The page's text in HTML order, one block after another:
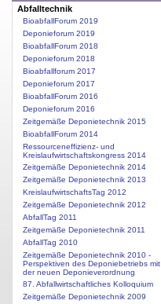
Abfalltechnik
BioabfallForum 2019
Deponieforum 2019
BioabfallForum 2018
Deponieforum 2018
Bioabfallforum 2017
Deponieforum 2017
BioabfallForum 2016
Deponieforum 2016
Zeitgemäße Deponietechnik 2015
BioabfallForum 2014
Ressourceneffizienz- und
Kreislaufwirtschaftskongress 2014
Zeitgemäße Deponietechnik 2014
Zeitgemäße Deponietechnik 2013
KreislaufwirtschaftsTag 2012
Zeitgemäße Deponietechnik 2012
AbfallTag 2011
Zeitgemäße Deponietechnik 2011
AbfallTag 2010
Zeitgemäße Deponietechnik 2010 -
Perspektiven des Deponiebetriebs mit
der neuen Deponieverordnung
87. Abfallwirtschaftliches Kolloquium
Zeitgemäße Deponietechnik 2009